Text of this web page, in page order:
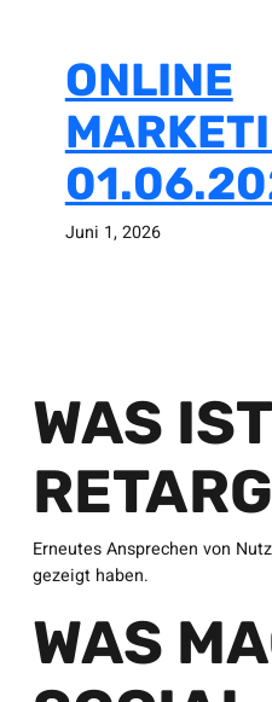
ONLINE
Juni 1, 2026
WAS IST
Erneutes Ansprechen von
gezeigt haben.
WAS